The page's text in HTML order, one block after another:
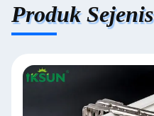
Produk Sejenis